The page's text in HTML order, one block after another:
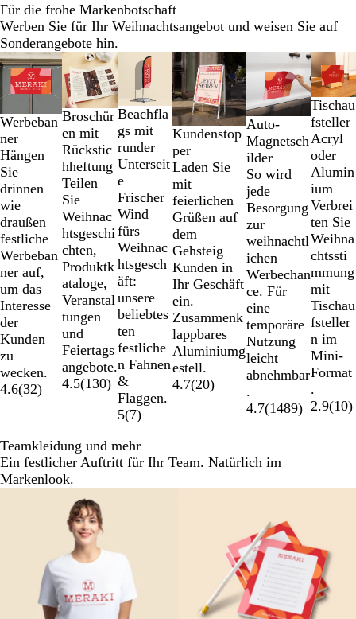
Für die frohe Markenbotschaft
Werben Sie für Ihr Weihnachtsangebot und weisen Sie auf
Sonderangebote hin.
Neue Optionen
Werbeban
ner
Hängen
Sie
drinnen
wie
draußen
festliche
Werbeban
ner auf,
um das
Interesse
der
Kunden
zu
wecken.
4.6(32)
Broschür
en mit
Rückstic
hheftung
Teilen
Sie
Weihnac
htsgeschi
chten,
Produktk
ataloge,
Veranstal
tungen
und
Feiertags
angebote.
4.5(130)
Beachfla
gs mit
runder
Unterseit
e
Frischer
Wind
fürs
Weihnac
htsgesch
äft:
unsere
beliebtes
ten
festliche
n Fahnen
&
Flaggen.
5(7)
Kundenstop
per
Laden Sie
mit
feierlichen
Grüßen auf
dem
Gehsteig
Kunden in
Ihr Geschäft
ein.
Zusammenk
lappbares
Aluminiumg
estell.
4.7(20)
Neue Optionen
Auto-
Magnetsch
ilder
So wird
jede
Besorgung
zur
weihnachtl
ichen
Werbechan
ce. Für
eine
temporäre
Nutzung
leicht
abnehmbar
.
4.7(1489)
Tischau
fsteller
Acryl
oder
Alumin
ium
Verbrei
ten Sie
Weihna
chtssti
mmung
mit
Tischau
fsteller
n im
Mini-
Format
.
2.9(10)
Galeriebilder
1
bis
von
6
Teamkleidung und mehr
Ein festlicher Auftritt für Ihr Team. Natürlich im
Markenlook.